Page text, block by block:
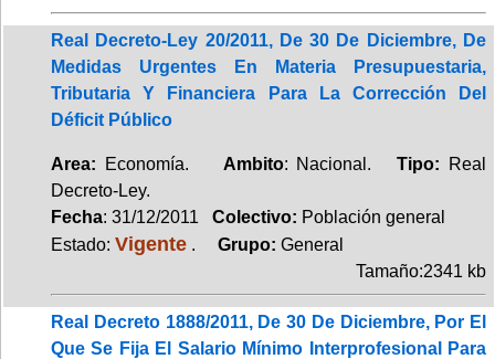
Real Decreto-Ley 20/2011, De 30 De Diciembre, De
Medidas Urgentes En Materia Presupuestaria,
Tributaria Y Financiera Para La Corrección Del
Déficit Público
Area: Economía. Ambito: Nacional.Tipo:
Real
Decreto-Ley.
Fecha: 31/12/2011 Colectivo: Población general
Estado: Vigente . Grupo: General
Tamaño:2341 kb
Real Decreto 1888/2011, De 30 De Diciembre, Por El
Que Se Fija El Salario Mínimo Interprofesional Para